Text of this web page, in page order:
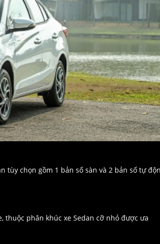
tùy chọn gồm 1 bản số sàn và 2 bản số tự
thuộc phân khúc xe Sedan cỡ nhỏ được ưa